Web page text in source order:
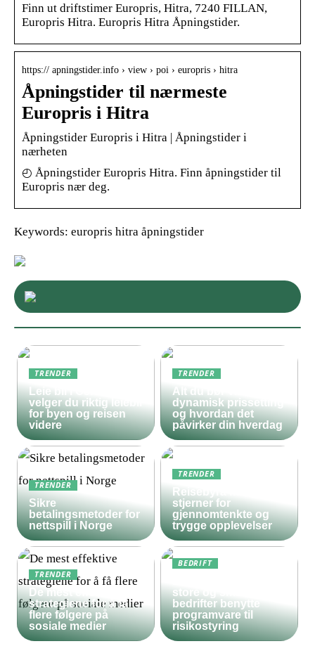
Finn ut driftstimer Europris, Hitra, 7240 FILLAN,
Europris Hitra. Europris Hitra Åpningstider.
https:// apningstider.info › view › poi › europris › hitra
Åpningstider til nærmeste
Europris i Hitra
Åpningstider Europris i Hitra | Åpningstider i
nærheten
◴ Åpningstider Europris Hitra. Finn åpningstider til
Europris nær deg.
Keywords: europris hitra åpningstider
TRENDER
Leie bil i Oslo – slik
velger du riktig leiebil
for byen og reisen
videre
TRENDER
Alt du bør vite om
dynamisk prissetting
og hvordan det
påvirker din hverdag
TRENDER
Sikre
betalingsmetoder for
nettspill i Norge
TRENDER
Reisebyrå med 5
stjerner for
gjennomtenkte og
trygge opplevelser
TRENDER
De mest effektive
strategiene for å få
flere følgere på
sosiale medier
BEDRIFT
store og små
bedrifter benytte
programvare til
risikostyring